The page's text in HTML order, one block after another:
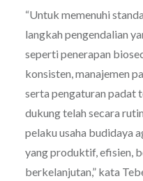
“Untuk memenuhi
langkah pengendalian
seperti penerapan
konsisten, manajemen
serta pengaturan padat
dukung telah secara
pelaku usaha budidaya
yang produktif, efisien,
berkelanjutan,” kata